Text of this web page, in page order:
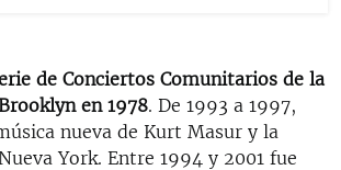
de Conciertos Comunitarios de la
en 1978. De 1993 a 1997,
nueva de Kurt Masur y la
York. Entre 1994 y 2001 fue